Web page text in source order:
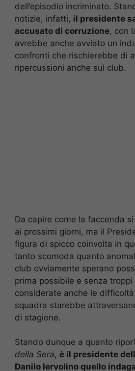
dell’episodio incriminato.
notizie, infatti, il presidente
accusato di corruzione, con
avrebbe anche avviato un
confronti che rischierebbe di
ripercussioni anche sul club.
Da capire come la faccenda
ai prossimi giorni, ma il
figura di spicco coinvolta in
tanto scomoda quanto
club ovviamente sperano
prima possibile e senza troppi
considerate anche le
squadra starebbe
di stagione.
Stando dunque a quanto
della Sera, è il presidente
Danilo Iervolino quello